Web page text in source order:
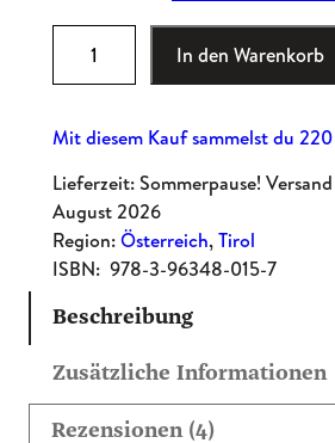
Bewertet
mit5.00
von 5,
4
Kundenbewe
rtungen
s
h
a
n
b
u
h
In den Warenkorb
Mit diesem Kauf sammelst du
Lieferzeit: Sommerpause!
August 2026
Region:Österreich, Tirol
ISBN: 978-3-96348-015-7
Beschreibung
Zusätzliche Informationen
Rezensionen (4)